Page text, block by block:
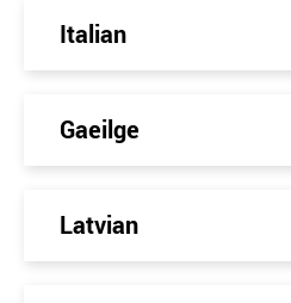
Italian
Gaeilge
Latvian